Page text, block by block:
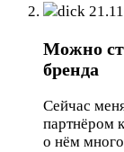
dick
Можно
бренда
Сейчас
партнёром
о нём